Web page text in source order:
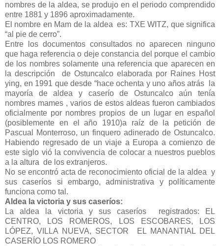
nombres de la aldea, se produjo en el periodo comprendido
entre 1881 y 1896 aproximadamente.
El nombre en Mam de la aldea es: TXE WITZ, que significa
“al pie de cerro”.
Entre los documentos consultados no aparecen ninguno
que haga referencia o deje constancia del porque el cambio
de los nombres solamente una referencia que aparecen en
la descripción de Ostuncalco elaborada por Raines Host
ying, en 1991 que desde “hace ochenta y uno años atrás la
mayoría de aldea y caserío de Ostuncalco aún tenía
nombres mames , varios de estos aldeas fueron cambiados
oficialmente por nombres propios de un lugar en español
(posiblemente en el año 1910)a raíz de la petición de
Pascual Monterroso, un finquero adinerado de Ostuncalco.
Habiendo regresado de un viaje a Europa a comienzo de
este siglo vió la convivencia de colocar a nuestros pueblos
a la altura de los extranjeros.
No se encontró acta de reconocimiento oficial de la aldea y
sus caseríos si embargo, administrativa y políticamente
funciona como tal.
Aldea la victoria y sus caseríos:
La aldea la victoria y sus caseríos registrados: EL
CENTRO, LOS ROMEROS, LOS ESCOBARES, LOS
LÓPEZ, VILLA NUEVA, SECTOR EL MANANTIAL DEL
CASERÍO LOS ROMERO